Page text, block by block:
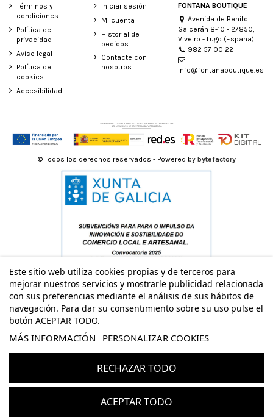
Términos y
condiciones
Política de
privacidad
Aviso legal
Política de
cookies
Accesibilidad
Iniciar sesión
Mi cuenta
Historial de
pedidos
Contacte con
nosotros
FONTANA BOUTIQUE
Avenida de Benito
Galcerán 8-10 - 27850,
Viveiro - Lugo (España)
982 57 00 22
info@fontanaboutique.es
Este sitio web utiliza cookies propias y de terceros para
mejorar nuestros servicios y mostrarle publicidad relacionada
con sus preferencias mediante el análisis de sus hábitos de
navegación. Para dar su consentimiento sobre su uso pulse el
botón ACEPTAR TODO.
MÁS INFORMACIÓN PERSONALIZAR COOKIES
RECHAZAR TODO
ACEPTAR TODO
© Todos los derechos reservados - Powered by bytefactory